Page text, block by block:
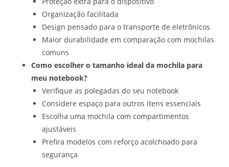
Organização facilitada
Design pensado para o transporte de eletrônicos
Maior durabilidade em comparação com mochilas
comuns
Como escolher o tamanho ideal da mochila para
meu notebook?
Verifique as polegadas do seu notebook
Considere espaço para outros itens essenciais
Escolha uma mochila com compartimentos
ajustáveis
Prefira modelos com reforço acolchoado para
segurança